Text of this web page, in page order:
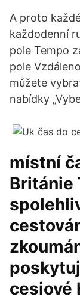
A proto
každodenní
pole Tempo
pole
můžete
nabídky
místní
Británie
cesiové